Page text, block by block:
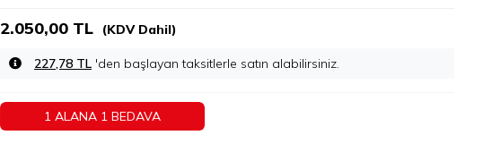
2.050,00 TL (KDV Dahil)
227,78 TL 'den başlayan taksitlerle
1 ALANA 1 BEDAVA